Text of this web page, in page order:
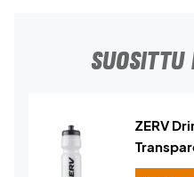
SUOSITTU
ZERV